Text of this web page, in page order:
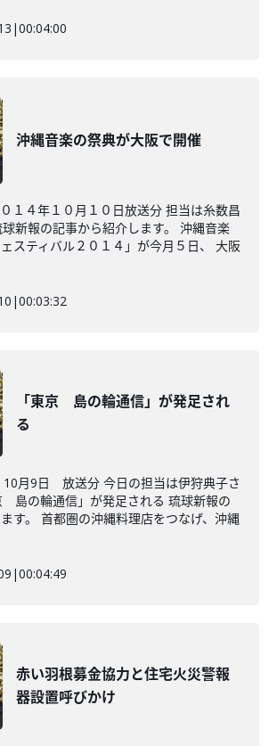
|00:04:00
沖縄音楽の祭典が大阪で開催
１４年１０月１０日放送分 担当は糸数昌
新報の記事から紹介します。 沖縄音楽
スティバル２０１４」が今月５日、 大阪
|00:03:32
「東京 島の輪通信」が発足され
る
月9日 放送分 今日の担当は伊狩典子さ
島の輪通信」が発足される 琉球新報の
す。 首都圏の沖縄料理店をつなげ、沖縄
|00:04:49
赤い羽根募金協力と住宅火災警報
器設置呼びかけ